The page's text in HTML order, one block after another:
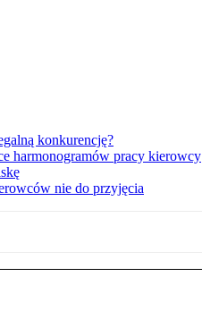
konkurencję?
harmonogramów pracy kierowcy
nie do przyjęcia